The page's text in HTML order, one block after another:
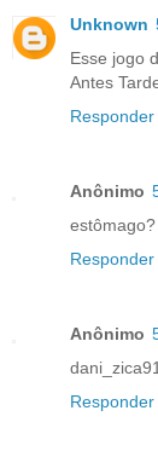
Unknown
Esse jogo
Antes
Responder
Anônimo
Responder
Anônimo
Responder